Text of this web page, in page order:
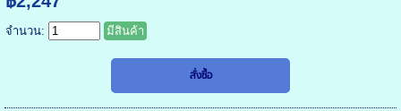
จำนวน: มีสินค้า